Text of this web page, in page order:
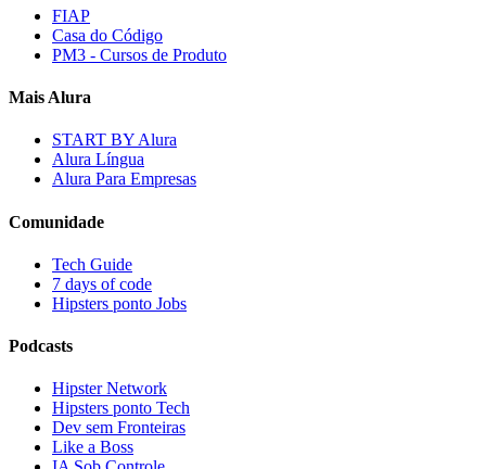
FIAP
Casa do Código
PM3 - Cursos de Produto
Mais Alura
START BY Alura
Alura Língua
Alura Para Empresas
Comunidade
Tech Guide
7 days of code
Hipsters ponto Jobs
Podcasts
Hipster Network
Hipsters ponto Tech
Dev sem Fronteiras
Like a Boss